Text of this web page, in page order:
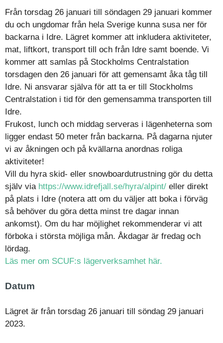
Från torsdag 26 januari till söndagen 29 januari kommer
du och ungdomar från hela Sverige kunna susa ner för
backarna i Idre. Lägret kommer att inkludera aktiviteter,
mat, liftkort, transport till och från Idre samt boende. Vi
kommer att samlas på Stockholms Centralstation
torsdagen den 26 januari för att gemensamt åka tåg till
Idre. Ni ansvarar själva för att ta er till Stockholms
Centralstation i tid för den gemensamma transporten till
Idre.
Frukost, lunch och middag serveras i lägenheterna som
ligger endast 50 meter från backarna. På dagarna njuter
vi av åkningen och på kvällarna anordnas roliga
aktiviteter!
Vill du hyra skid- eller snowboardutrustning gör du detta
själv via https://www.idrefjall.se/hyra/alpint/ eller direkt
på plats i Idre (notera att om du väljer att boka i förväg
så behöver du göra detta minst tre dagar innan
ankomst). Om du har möjlighet rekommenderar vi att
förboka i största möjliga mån. Åkdagar är fredag och
lördag.
Läs mer om SCUF:s lägerverksamhet här.
Datum
Lägret är från torsdag 26 januari till söndag 29 januari
2023.